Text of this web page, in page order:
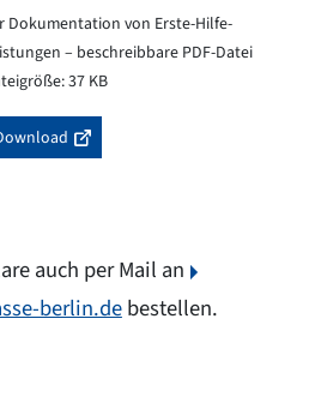
Dokumentation von Erste-Hilfe-
– beschreibbare PDF-Datei
37 KB
auch per Mail an
berlin.debestellen.